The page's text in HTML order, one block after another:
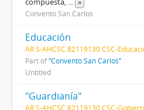
Convento San Carlos
Educación
AR S-AHCSC.82119130 CSC-
Part of“Convento San Carlos”
Untitled
"Guardianía"
AR S-AHCSC.82119130 CSC-